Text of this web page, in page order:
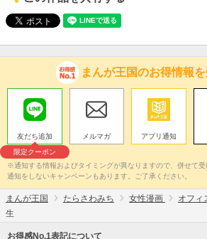
まんが王国のお得情報
友だち追加
限定クーポン
メルマガ アプリ通知
※通知する情報およびタイミングが異なりますので、併せて
通知をしないキャンペーンもあります。ご了承ください。
まんが王国 たらさわみち 女性漫画 オフィ
生
お得感No.1表記について